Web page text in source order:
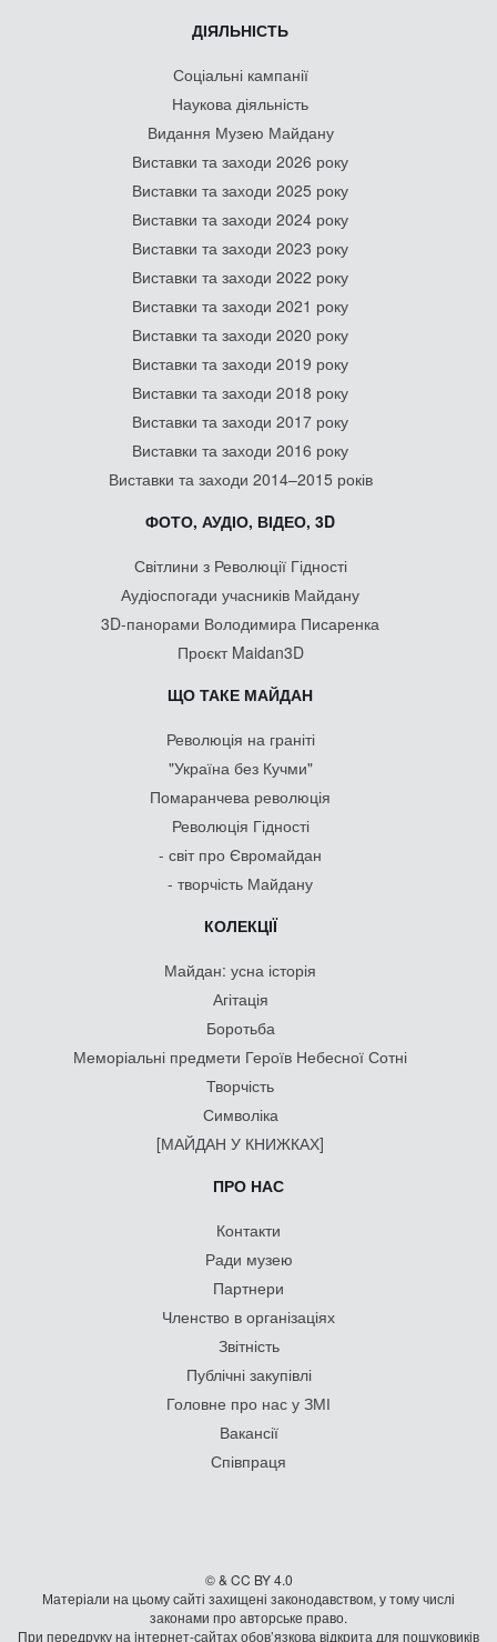
ДІЯЛЬНІСТЬ
Соціальні кампанії
Наукова діяльність
Видання Музею Майдану
Виставки та заходи 2026 року
Виставки та заходи 2025 року
Виставки та заходи 2024 року
Виставки та заходи 2023 року
Виставки та заходи 2022 року
Виставки та заходи 2021 року
Виставки та заходи 2020 року
Виставки та заходи 2019 року
Виставки та заходи 2018 року
Виставки та заходи 2017 року
Виставки та заходи 2016 року
Виставки та заходи 2014–2015 років
ФОТО, АУДІО, ВІДЕО, 3D
Світлини з Революції Гідності
Аудіоспогади учасників Майдану
3D-панорами Володимира Писаренка
Проєкт Maidan3D
ЩО ТАКЕ МАЙДАН
Революція на граніті
"Україна без Кучми"
Помаранчева революція
Революція Гідності
- світ про Євромайдан
- творчість Майдану
КОЛЕКЦІЇ
Майдан: усна історія
Агітація
Боротьба
Меморіальні предмети Героїв Небесної Сотні
Творчість
Символіка
[МАЙДАН У КНИЖКАХ]
ПРО НАС
Контакти
Ради музею
Партнери
Членство в організаціях
Звітність
Публічні закупівлі
Головне про нас у ЗМІ
Вакансії
Співпраця
© & CC BY 4.0
Матеріали на цьому сайті захищені законодавством, у тому числі
законами про авторське право.
При передруку на iнтернет-сайтах обов’язкова відкрита для пошуковиків